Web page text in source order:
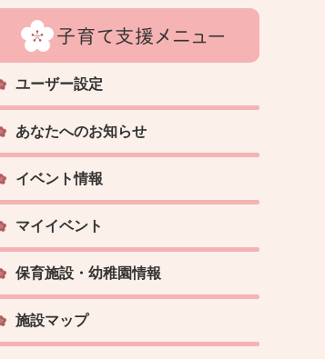
ユーザー設定
あなたへのお知らせ
イベント情報
マイイベント
保育施設・幼稚園情報
施設マップ